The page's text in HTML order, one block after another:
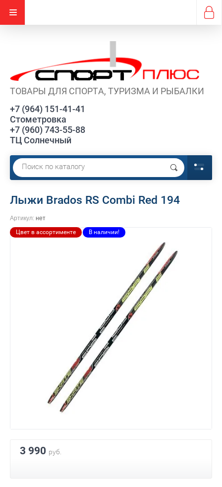
ТОВАРЫ ДЛЯ СПОРТА, ТУРИЗМА И РЫБАЛКИ
+7 (964) 151-41-41
Стометровка
+7 (960) 743-55-88
ТЦ Солнечный
Лыжи Brados RS Combi Red 194
Артикул: нет
Цвет в ассортименте
В наличии!
3 990 руб.